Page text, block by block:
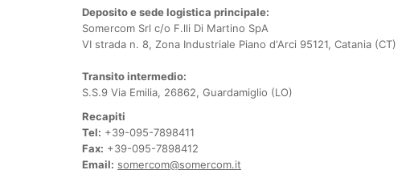
Deposito e sede logistica principale:
Somercom Srl c/o F.lli Di Martino SpA
VI strada n. 8, Zona Industriale Piano d'Arci 95121, Catania (CT)
Transito intermedio:
S.S.9 Via Emilia, 26862, Guardamiglio (LO)
Recapiti
Tel: +39-095-7898411
Fax: +39-095-7898412
Email: somercom@somercom.it